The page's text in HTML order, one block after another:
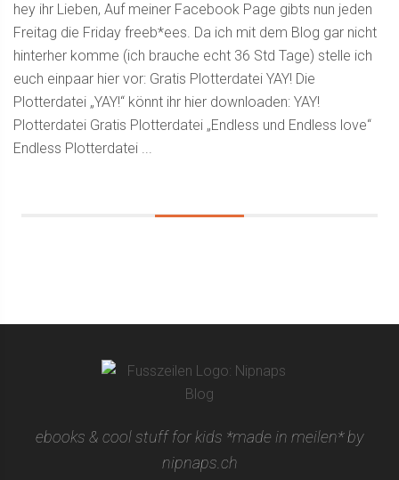
hey ihr Lieben, Auf meiner Facebook Page gibts nun jeden
Freitag die Friday freeb*ees. Da ich mit dem Blog gar nicht
hinterher komme (ich brauche echt 36 Std Tage) stelle ich
euch einpaar hier vor: Gratis Plotterdatei YAY! Die
Plotterdatei „YAY!“ könnt ihr hier downloaden: YAY!
Plotterdatei Gratis Plotterdatei „Endless und Endless love“
Endless Plotterdatei ...
ebooks & cool stuff for kids *made in meilen* by
nipnaps.ch